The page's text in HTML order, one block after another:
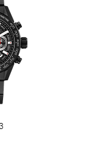
Сравнение
В наличии